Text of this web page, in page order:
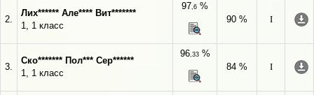
2.
Лих****** Але**** Вит*******
1, 1 класс
97,6 %
90 %
I
3.
Ско******* Пол*** Сер******
1, 1 класс
96,33%
84 %
I